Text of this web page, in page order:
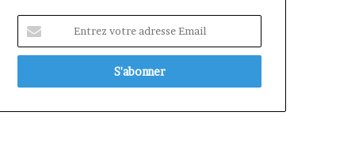
votre
adresse